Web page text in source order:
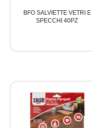
BFO SALVIETTE VETRI E
SPECCHI 40PZ